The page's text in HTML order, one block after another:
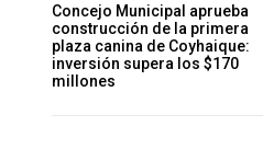
Concejo Municipal aprueba
construcción de la primera
plaza canina de Coyhaique:
inversión supera los $170
millones